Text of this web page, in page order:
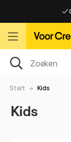
Start Kids
Kids